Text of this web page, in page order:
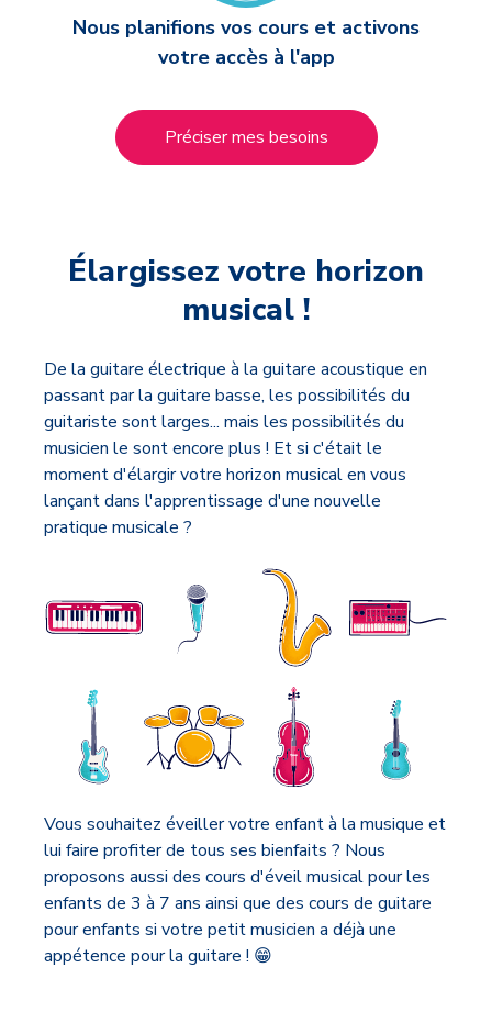
Nous planifions vos cours et activons
votre accès à l'app
Préciser mes besoins
Élargissez votre horizon
musical !
De la guitare électrique à la guitare acoustique en
passant par la guitare basse, les possibilités du
guitariste sont larges... mais les possibilités du
musicien le sont encore plus ! Et si c'était le
moment d'élargir votre horizon musical en vous
lançant dans l'apprentissage d'une nouvelle
pratique musicale ?
Vous souhaitez éveiller votre enfant à la musique et
lui faire profiter de tous ses bienfaits ? Nous
proposons aussi des cours d'éveil musical pour les
enfants de 3 à 7 ans ainsi que des cours de guitare
pour enfants si votre petit musicien a déjà une
appétence pour la guitare ! 😁